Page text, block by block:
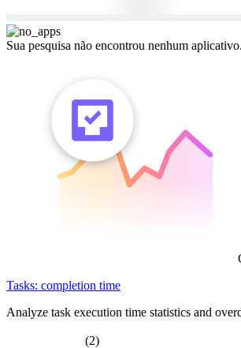
Sua pesquisa não encontrou nenhum aplicativo.
Tasks: completion time
Analyze task execution time statistics and
(2)